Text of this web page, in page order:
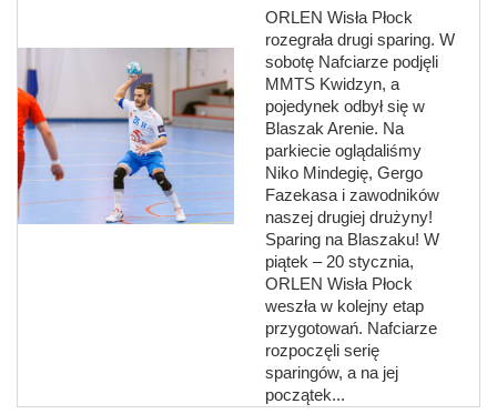
ORLEN Wisła Płock
rozegrała drugi sparing. W
sobotę Nafciarze podjęli
MMTS Kwidzyn, a
pojedynek odbył się w
Blaszak Arenie. Na
parkiecie oglądaliśmy
Niko Mindegię, Gergo
Fazekasa i zawodników
naszej drugiej drużyny!
Sparing na Blaszaku! W
piątek – 20 stycznia,
ORLEN Wisła Płock
weszła w kolejny etap
przygotowań. Nafciarze
rozpoczęli serię
sparingów, a na jej
początek...